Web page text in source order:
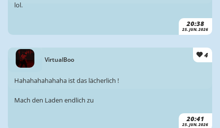
20:38
25. JUN. 2026
lol.
VirtualBoo
4
20:41
25. JUN. 2026
Hahahahahahaha ist das lächerlich !
Mach den Laden endlich zu